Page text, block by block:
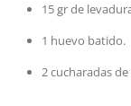
15 gr de
1 huevo batido.
2 cucharadas